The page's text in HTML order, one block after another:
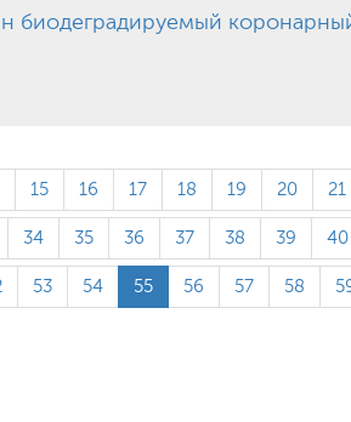
биодеградируемый
15 16 17 18 19 20 21
34 35 36 37 38 39 40
53 54 55 56 57 58